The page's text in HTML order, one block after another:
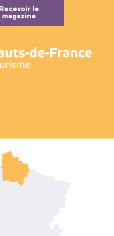
Recevoir le
magazine